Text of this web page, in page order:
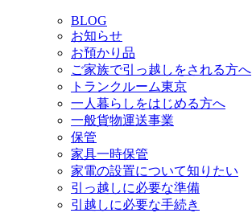
BLOG
お知らせ
お預かり品
ご家族で引っ越しをされる方へ
トランクルーム東京
一人暮らしをはじめる方へ
一般貨物運送事業
保管
家具一時保管
家電の設置について知りたい
引っ越しに必要な準備
引越しに必要な手続き